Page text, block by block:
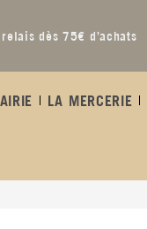
relais dès 75€ d’achats
LA MERCERIE